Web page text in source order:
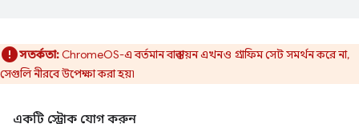
সতর্কতা:ChromeOS-এ বর্তমান বাস্তবায়ন এখনও গ্রাফিম সেট সমর্থন করে না,
সেগুলি নীরবে উপেক্ষা করা হয়৷
একটি স্ট্রোক যোগ করুন